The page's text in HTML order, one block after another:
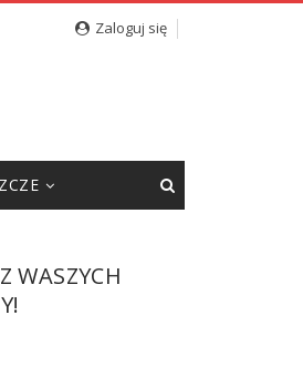
Zaloguj się
WASZYCH